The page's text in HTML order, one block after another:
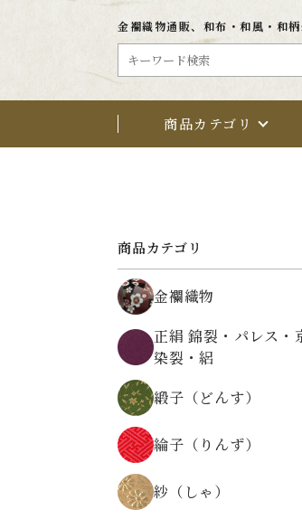
金襴織物通販、和布・和風・和
商品カテゴリ
商品カテゴリ
金襴織物
植物文様
鳥・動物・昆虫文様
架空の文様
自然・風景文様
器物文様
物語・人物・文字文様
時代の文様
縞・格子・割付・幾何学文
仏事金襴
正絹 錦裂・パレス・
染裂・絽
正絹 錦裂（にしきぎれ）
正絹 パレス
正絹 京染裂
正絹 絽
緞子（どんす）
綸子（りんず）
紗（しゃ）